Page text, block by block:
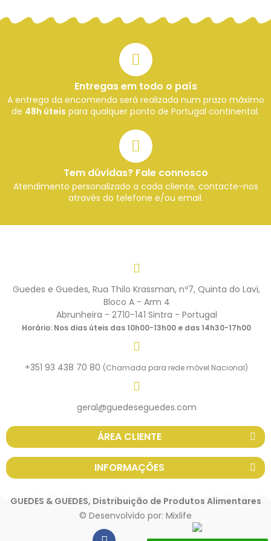
Entregas em todo o país
A entrega da encomenda será realizada num prazo máximo
de 48h úteis para qualquer ponto de Portugal continental.
Tem dúvidas? Fale connosco
Atendimento personalizado a cada cliente, contacte-nos
através do telefone e/ou email.
Guedes e Guedes, Rua Thilo Krassman, nº7, Quinta do Lavi,
Bloco A - Arm 4
Abrunheira - 2710-141 Sintra - Portugal
Horário: Nos dias úteis das 10h00-13h00 e das 14h30-17h00
+351 93 438 70 80 (Chamada para rede móvel Nacional)
geral@guedeseguedes.com
ÁREA CLIENTE
INFORMAÇÕES
GUEDES & GUEDES, Distribuição de Produtos Alimentares
© Desenvolvido por: Mixlife